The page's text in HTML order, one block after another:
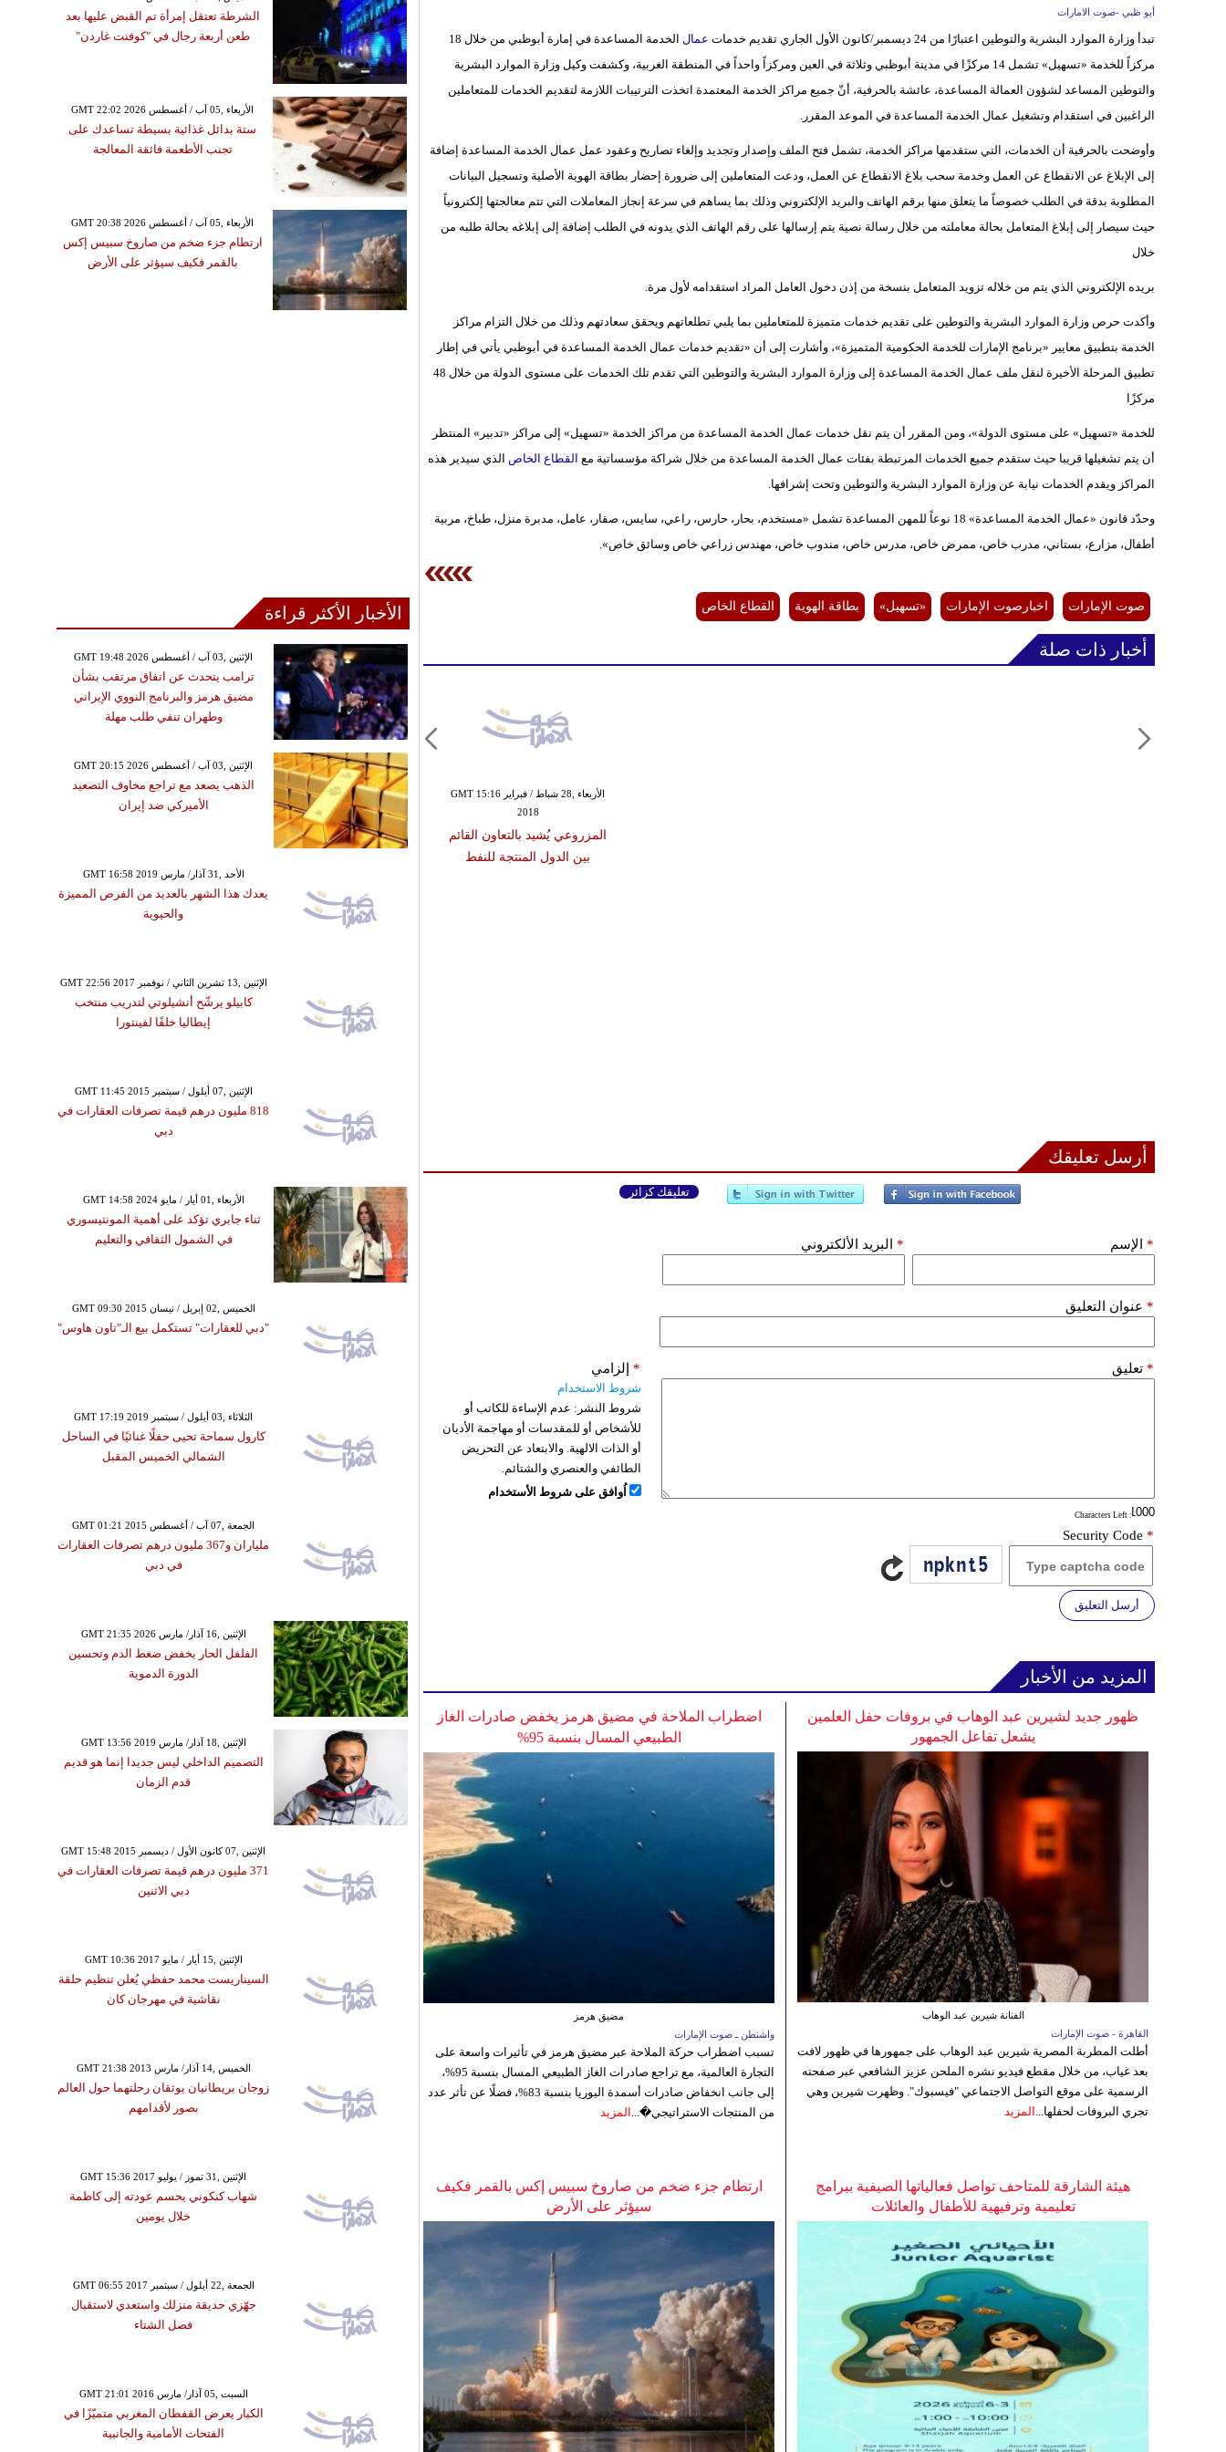
أبو ظبي -صوت الامارات
تبدأ وزارة الموارد البشرية والتوطين اعتبارًا من 24 ديسمبر/كانون الأول الجاري تقديم خدمات عمال
الخدمة المساعدة في إمارة أبوظبي من خلال 18
مركزاً للخدمة «تسهيل» تشمل 14 مركزًا في مدينة أبوظبي وثلاثة في العين ومركزاً واحداً في المنطقة الغربية، وكشفت وكيل وزارة الموارد البشرية
والتوطين المساعد لشؤون العمالة المساعدة، عائشة بالحرفية، أنّ جميع مراكز الخدمة المعتمدة اتخذت الترتيبات اللازمة لتقديم الخدمات للمتعاملين
الراغبين في استقدام وتشغيل عمال الخدمة المساعدة في الموعد المقرر.
وأوضحت بالحرفية أن الخدمات، التي ستقدمها مراكز الخدمة، تشمل فتح الملف وإصدار وتجديد وإلغاء تصاريح وعقود عمل عمال الخدمة المساعدة إضافة
إلى الإبلاغ عن الانقطاع عن العمل وخدمة سحب بلاغ الانقطاع عن العمل، ودعت المتعاملين إلى ضرورة إحضار بطاقة الهوية الأصلية وتسجيل البيانات
المطلوبة بدقة في الطلب خصوصاً ما يتعلق منها برقم الهاتف والبريد الإلكتروني وذلك بما يساهم في سرعة إنجاز المعاملات التي تتم معالجتها إلكترونياً
حيث سيصار إلى إبلاغ المتعامل بحالة معاملته من خلال رسالة نصية يتم إرسالها على رقم الهاتف الذي يدونه في الطلب إضافة إلى إبلاغه بحالة طلبه من
خلال
بريده الإلكتروني الذي يتم من خلاله تزويد المتعامل بنسخة من إذن دخول العامل المراد استقدامه لأول مرة.
وأكدت حرص وزارة الموارد البشرية والتوطين على تقديم خدمات متميزة للمتعاملين بما يلبي تطلعاتهم ويحقق سعادتهم وذلك من خلال التزام مراكز
الخدمة بتطبيق معايير «برنامج الإمارات للخدمة الحكومية المتميزة»، وأشارت إلى أن «تقديم خدمات عمال الخدمة المساعدة في أبوظبي يأتي في إطار
تطبيق المرحلة الأخيرة لنقل ملف عمال الخدمة المساعدة إلى وزارة الموارد البشرية والتوطين التي تقدم تلك الخدمات على مستوى الدولة من خلال 48
مركزًا
للخدمة «تسهيل» على مستوى الدولة»، ومن المقرر أن يتم نقل خدمات عمال الخدمة المساعدة من مراكز الخدمة «تسهيل» إلى مراكز «تدبير» المنتظر
أن يتم تشغيلها قريبا حيث ستقدم جميع الخدمات المرتبطة بفئات عمال الخدمة المساعدة من خلال شراكة مؤسساتية معالقطاع الخاص الذي سيدير هذه
المراكز ويقدم الخدمات نيابة عن وزارة الموارد البشرية والتوطين وتحت إشرافها.
وحدّد قانون «عمال الخدمة المساعدة» 18 نوعاً للمهن المساعدة تشمل «مستخدم، بحار، حارس، راعي، سايس، صقار، عامل، مدبرة منزل، طباخ، مربية
أطفال، مزارع، بستاني، مدرب خاص، ممرض خاص، مدرس خاص، مندوب خاص، مهندس زراعي خاص وسائق خاص».
صوت الإمارات اخبارصوت الإمارات «تسهيل» بطاقة الهوية القطاع الخاص
أخبار ذات صلة
الأربعاء ,28 شباط / فبراير GMT 15:16
2018
المزروعي يُشيد بالتعاون القائم
بين الدول المنتجة للنفط
أرسل تعليقك
تعليقك كزائر
الإسم * البريد الألكتروني *
عنوان التعليق *
تعليق *
: Characters Left
إلزامي *
شروط الاستخدام
شروط النشر: عدم الإساءة للكاتب أو
للأشخاص أو للمقدسات أو مهاجمة الأديان
أو الذات الالهية. والابتعاد عن التحريض
الطائفي والعنصري والشتائم.
اُوافق على شروط الأستخدام
Security Code *
أرسل التعليق
المزيد من الأخبار
اضطراب الملاحة في مضيق هرمز يخفض صادرات الغاز
الطبيعي المسال بنسبة 95%
مضيق هرمز
واشنطن ـ صوت الإمارات
تسبب اضطراب حركة الملاحة عبر مضيق هرمز في تأثيرات واسعة على
التجارة العالمية، مع تراجع صادرات الغاز الطبيعي المسال بنسبة 95%،
إلى جانب انخفاض صادرات أسمدة اليوريا بنسبة 83%، فضلًا عن تأثر عدد
من المنتجات الاستراتيجي�... المزيد
ظهور جديد لشيرين عبد الوهاب في بروفات حفل العلمين
يشعل تفاعل الجمهور
الفنانة شيرين عبد الوهاب
القاهرة - صوت الإمارات
أطلت المطربة المصرية شيرين عبد الوهاب على جمهورها في ظهور لافت
بعد غياب، من خلال مقطع فيديو نشره الملحن عزيز الشافعي عبر صفحته
الرسمية على موقع التواصل الاجتماعي "فيسبوك". وظهرت شيرين وهي
تجري البروفات لحفلها... المزيد
ارتطام جزء ضخم من صاروخ سبيس إكس بالقمر فكيف
سيؤثر على الأرض
هيئة الشارقة للمتاحف تواصل فعالياتها الصيفية ببرامج
تعليمية وترفيهية للأطفال والعائلات
الشرطة تعتقل إمرأة تم القبض عليها بعد
طعن أربعة رجال في "كوفنت غاردن"
GMT 22:02 2026 الأربعاء ,05 آب / أغسطس
ستة بدائل غذائية بسيطة تساعدك على
تجنب الأطعمة فائقة المعالجة
GMT 20:38 2026 الأربعاء ,05 آب / أغسطس
ارتطام جزء ضخم من صاروخ سبيس إكس
بالقمر فكيف سيؤثر على الأرض
الأخبار الأكثر قراءة
GMT 19:48 2026 الإثنين ,03 آب / أغسطس
ترامب يتحدث عن اتفاق مرتقب بشأن
مضيق هرمز والبرنامج النووي الإيراني
وطهران تنفي طلب مهلة
GMT 20:15 2026 الإثنين ,03 آب / أغسطس
الذهب يصعد مع تراجع مخاوف التصعيد
الأميركي ضد إيران
GMT 16:58 2019 الأحد ,31 آذار/ مارس
يعدك هذا الشهر بالعديد من الفرص المميزة
والحيوية
GMT 22:56 2017 الإثنين ,13 تشرين الثاني / نوفمبر
كابيلو يرشّح أنشيلوتي لتدريب منتخب
إيطاليا خلفًا لفينتورا
GMT 11:45 2015 الإثنين ,07 أيلول / سبتمبر
818 مليون درهم قيمة تصرفات العقارات في
دبي
GMT 14:58 2024 الأربعاء ,01 أيار / مايو
ثناء جابري تؤكد على أهمية المونتيسوري
في الشمول الثقافي والتعليم
GMT 09:30 2015 الخميس ,02 إبريل / نيسان
"دبي للعقارات" تستكمل بيع الـ"تاون هاوس"
GMT 17:19 2019 الثلاثاء ,03 أيلول / سبتمبر
كارول سماحة تحيى حفلًا غنائيًا في الساحل
الشمالي الخميس المقبل
GMT 01:21 2015 الجمعة ,07 آب / أغسطس
ملياران و367 مليون درهم تصرفات العقارات
في دبي
GMT 21:35 2026 الإثنين ,16 آذار/ مارس
الفلفل الحار يخفض ضغط الدم وتحسين
الدورة الدموية
GMT 13:56 2019 الإثنين ,18 آذار/ مارس
التصميم الداخلي ليس جديدا إنما هو قديم
قدم الزمان
GMT 15:48 2015 الإثنين ,07 كانون الأول / ديسمبر
371 مليون درهم قيمة تصرفات العقارات في
دبي الاثنين
GMT 10:36 2017 الإثنين ,15 أيار / مايو
السيناريست محمد حفظي يُعلن تنظيم حلقة
نقاشية في مهرجان كان
GMT 21:38 2013 الخميس ,14 آذار/ مارس
زوجان بريطانيان يوثقان رحلتهما حول العالم
بصور لأقدامهم
GMT 15:36 2017 الإثنين ,31 تموز / يوليو
شهاب كنكوني يحسم عودته إلى كاظمة
خلال يومين
GMT 06:55 2017 الجمعة ,22 أيلول / سبتمبر
جهّزي حديقة منزلك واستعدي لاستقبال
فصل الشتاء
GMT 21:01 2016 السبت ,05 آذار/ مارس
الكبار يعرض القفطان المغربي متميّزًا في
الفتحات الأمامية والجانبية